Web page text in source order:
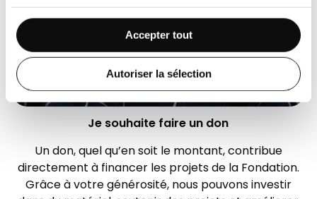
Accepter tout
Autoriser la sélection
Je souhaite faire un don
Un don, quel qu’en soit le montant, contribue
directement à financer les projets de la Fondation.
Grâce à votre générosité, nous pouvons investir